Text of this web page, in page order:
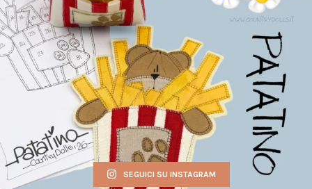
SEGUICI SU INSTAGRAM